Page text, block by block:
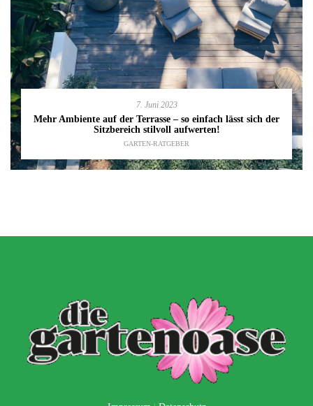
7. Juni 2023
Mehr Ambiente auf der Terrasse – so einfach lässt sich der
Sitzbereich stilvoll aufwerten!
GARTEN-RATGEBER